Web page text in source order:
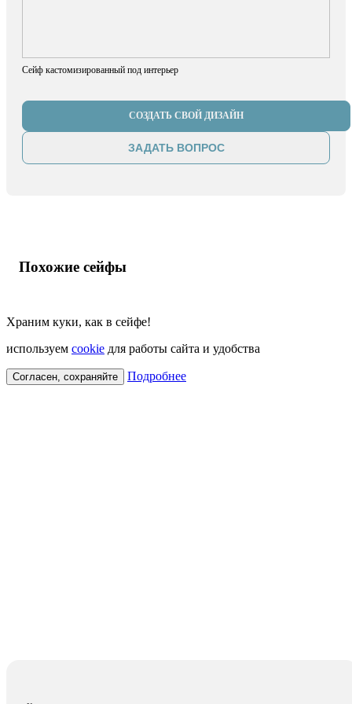
Сейф кастомизированный под интерьер
СОЗДАТЬ СВОЙ ДИЗАЙН
ЗАДАТЬ ВОПРОС
Похожие сейфы
Храним куки, как в сейфе!
используем cookie для работы сайта и удобства
Согласен, сохраняйте Подробнее